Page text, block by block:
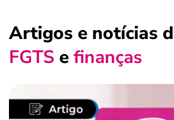
guia do trabalhador
benefícios
Artigos e notícias
FGTS efinanças